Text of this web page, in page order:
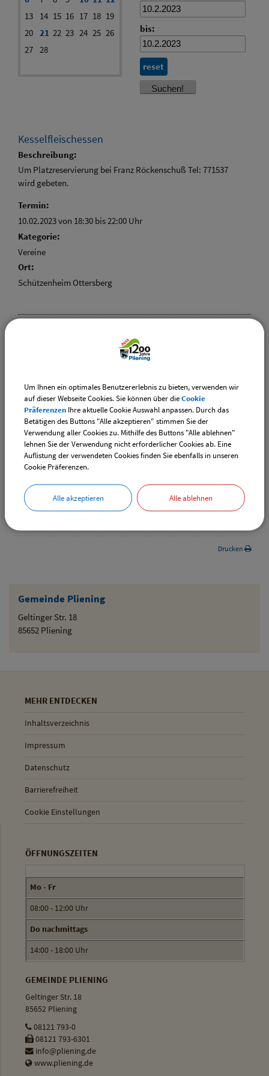
Gemeinde Pliening
Geltinger Str. 18
85652 Pliening
13
14 15 16 17 18 19
20 21 22 23 24 25 26
27 28
bis:
reset
Kesselfleischessen
Beschreibung:
Um Platzreservierung bei Franz Röckenschuß Tel: 771537
wird gebeten.
Termin:
10.02.2023 von 18:30 bis 22:00 Uhr
Kategorie:
Vereine
Ort:
Schützenheim Ottersberg
Diese Vereine bieten Veranstaltungen speziell für junge
Leute an.
Downloads
Den gewählten Termin als VCS-Kalenderdatei
downloaden
Den gewählten Termin als iCal-Kalenderdatei
downloaden
Drucken
MEHR ENTDECKEN
Inhaltsverzeichnis
Impressum
Datenschutz
Barrierefreiheit
Cookie Einstellungen
ÖFFNUNGSZEITEN
Mo - Fr
08:00 - 12:00 Uhr
Do nachmittags
14:00 - 18:00 Uhr
GEMEINDE PLIENING
Geltinger Str. 18
85652 Pliening
08121 793-0
08121 793-6301
info@pliening.de
www.pliening.de
Um Ihnen ein optimales Benutzererlebnis zu bieten, verwenden wir
auf dieser Webseite Cookies. Sie können über dieCookie
Präferenzen Ihre aktuelle Cookie Auswahl anpassen. Durch das
Betätigen des Buttons "Alle akzeptieren" stimmen Sie der
Verwendung aller Cookies zu. Mithilfe des Buttons "Alle ablehnen"
lehnen Sie der Verwendung nicht erforderlicher Cookies ab. Eine
Auflistung der verwendeten Cookies finden Sie ebenfalls in unseren
Cookie Präferenzen.
Alle akzeptieren Alle ablehnen